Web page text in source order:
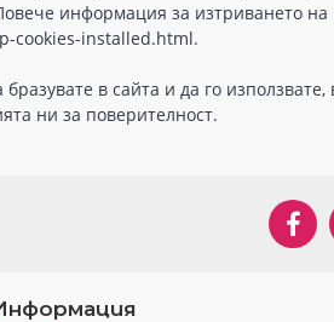
информация за изтриването
cookies-installed.html.
в сайта и да го използвате,
ни за поверителност.